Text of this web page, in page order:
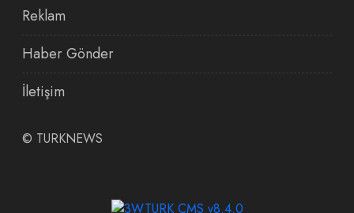
Reklam
Haber Gönder
İletişim
© TURKNEWS